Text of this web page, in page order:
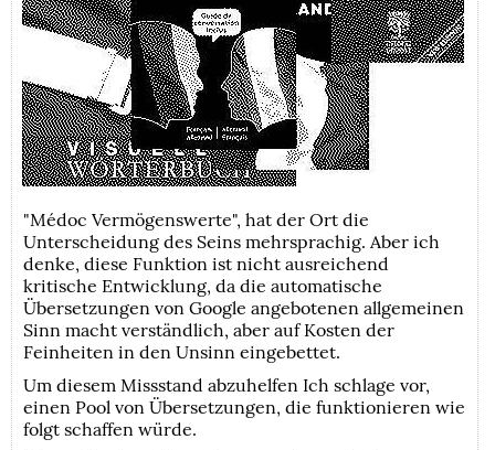
"Médoc Vermögenswerte", hat der Ort die
Unterscheidung des Seins mehrsprachig. Aber ich
denke, diese Funktion ist nicht ausreichend
kritische Entwicklung, da die automatische
Übersetzungen von Google angebotenen allgemeinen
Sinn macht verständlich, aber auf Kosten der
Feinheiten in den Unsinn eingebettet.
Um diesem Missstand abzuhelfen Ich schlage vor,
einen Pool von Übersetzungen, die funktionieren wie
folgt schaffen würde.